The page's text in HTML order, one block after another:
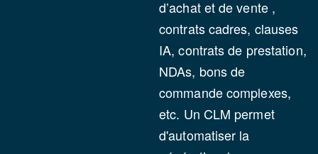
d’achat et de vente ,
contrats cadres, clauses
IA, contrats de prestation,
NDAs, bons de
commande complexes,
etc. Un CLM permet
d'automatiser la